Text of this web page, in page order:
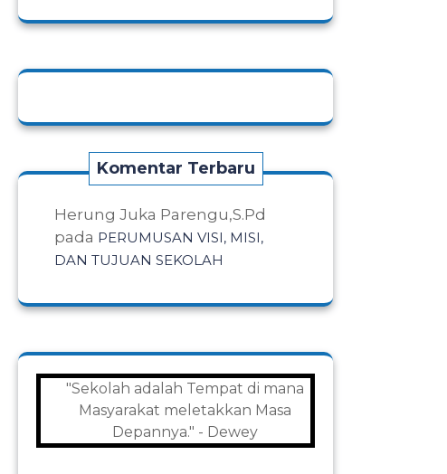
Komentar Terbaru
Herung Juka Parengu,S.Pd
pada PERUMUSAN VISI, MISI,
DAN TUJUAN SEKOLAH
"Sekolah adalah Tempat di mana
Masyarakat meletakkan Masa
Depannya." - Dewey